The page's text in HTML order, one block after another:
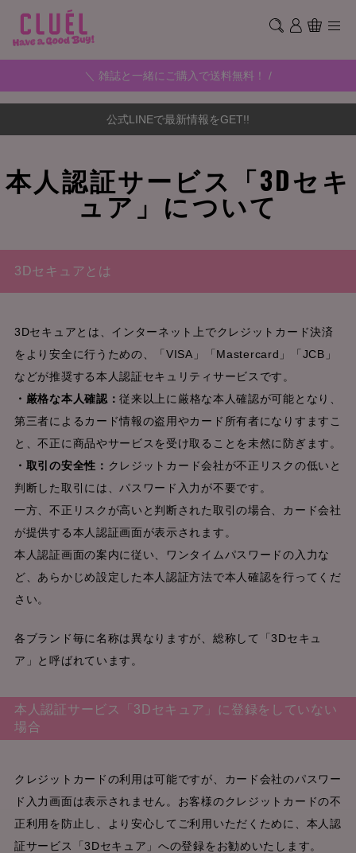
＼ 雑誌と一緒にご購入で送料無料！ /
公式LINEで最新情報をGET!!
本人認証サービス「3Dセキ
ュア」について
3Dセキュアとは
3Dセキュアとは、インターネット上でクレジットカード決済
をより安全に行うための、「VISA」「Mastercard」「JCB」
などが推奨する本人認証セキュリティサービスです。
・厳格な本人確認：従来以上に厳格な本人確認が可能となり、
第三者によるカード情報の盗用やカード所有者になりすますこ
と、不正に商品やサービスを受け取ることを未然に防ぎます。
・取引の安全性： クレジットカード会社が不正リスクの低いと
判断した取引には、パスワード入力が不要です。
一方、不正リスクが高いと判断された取引の場合、カード会社
が提供する本人認証画面が表示されます。
本人認証画面の案内に従い、ワンタイムパスワードの入力な
ど、あらかじめ設定した本人認証方法で本人確認を行ってくだ
さい。
各ブランド毎に名称は異なりますが、総称して「3Dセキュ
ア」と呼ばれています。
本人認証サービス「3Dセキュア」に登録をしていない
場合
クレジットカードの利用は可能ですが、カード会社のパスワー
ド入力画面は表示されません。お客様のクレジットカードの不
正利用を防止し、より安心してご利用いただくために、本人認
証サービス「3Dセキュア」への登録をお勧めいたします。